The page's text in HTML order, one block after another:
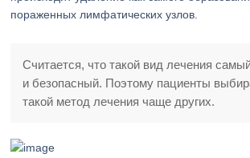
пораженных лимфатических узлов.
Считается, что такой вид лечения
и безопасный. Поэтому пациенты
такой метод лечения чаще других.